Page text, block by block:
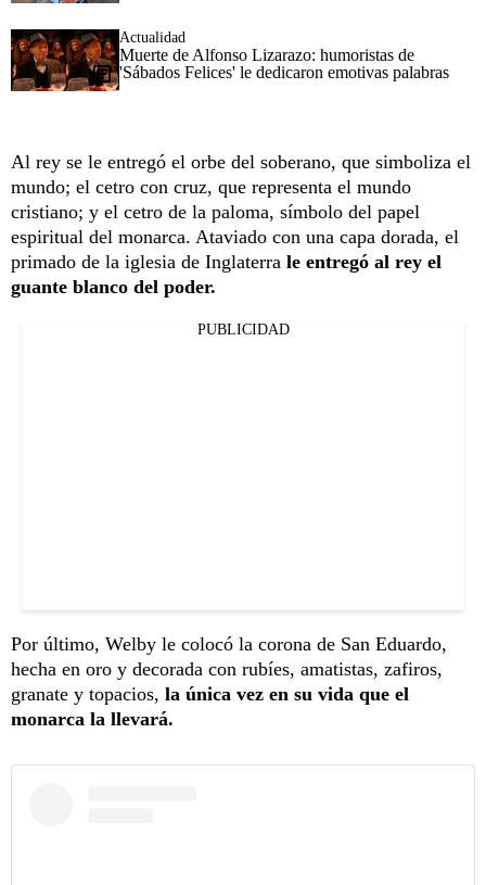
Actualidad
Muerte de Alfonso Lizarazo: humoristas de
'Sábados Felices' le dedicaron emotivas palabras
Al rey se le entregó el orbe del soberano, que simboliza el
mundo; el cetro con cruz, que representa el mundo
cristiano; y el cetro de la paloma, símbolo del papel
espiritual del monarca. Ataviado con una capa dorada, el
primado de la iglesia de Inglaterra le entregó al rey el
guante blanco del poder.
PUBLICIDAD
Por último, Welby le colocó la corona de San Eduardo,
hecha en oro y decorada con rubíes, amatistas, zafiros,
granate y topacios, la única vez en su vida que el
monarca la llevará.